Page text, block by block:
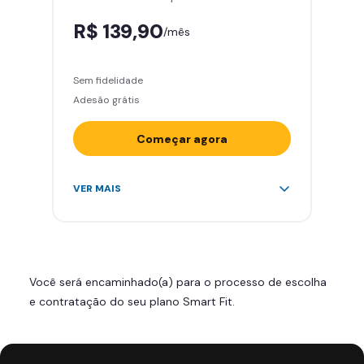
R$ 139,90/mês
Sem fidelidade
Adesão grátis
Começar agora
Acesso ilimitado a +2.000
Skeelo App (Audiobook)*
Área de musculação e aeróbicos
VER MAIS
Você será encaminhado(a) para o processo de escolha
e contratação do seu plano Smart Fit.